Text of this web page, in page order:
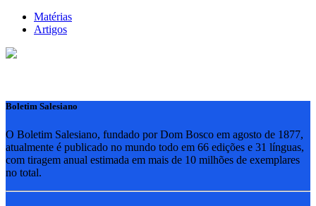
Matérias
Artigos
Boletim Salesiano
O Boletim Salesiano, fundado por Dom Bosco em agosto de 1877,
atualmente é publicado no mundo todo em 66 edições e 31 línguas,
com tiragem anual estimada em mais de 10 milhões de exemplares
no total.